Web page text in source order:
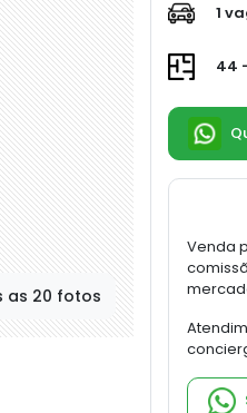
as 20 fotos
1
44
Venda